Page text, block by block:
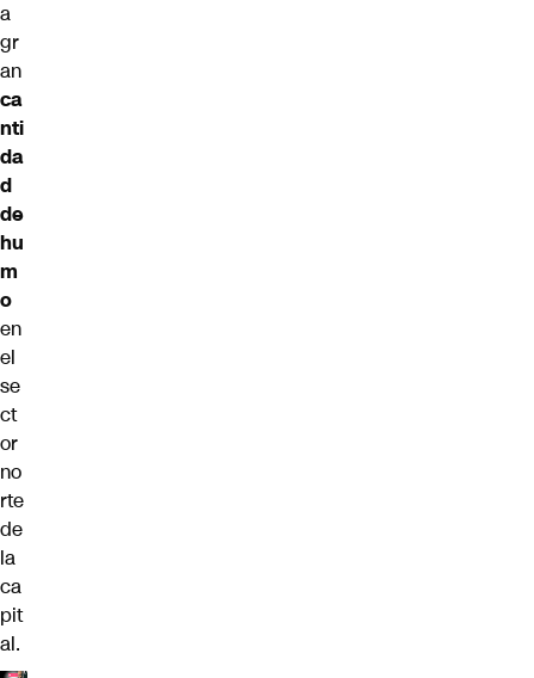
a
gr
an
ca
nti
da
d
de
hu
m
o
en
el
se
ct
or
no
rte
de
la
ca
pit
al.